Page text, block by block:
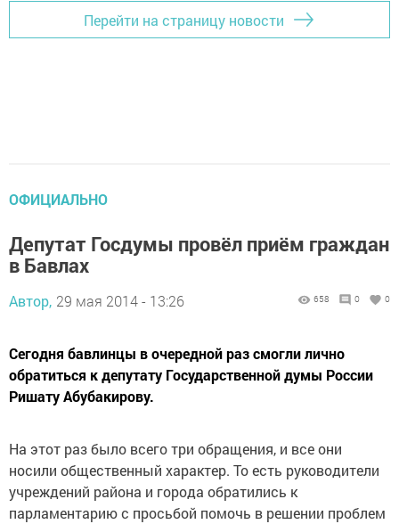
Перейти на страницу новости
ОФИЦИАЛЬНО
Депутат Госдумы провёл приём граждан
в Бавлах
Автор, 29 мая 2014 - 13:26 658 0 0
Сегодня бавлинцы в очередной раз смогли лично
обратиться к депутату Государственной думы России
Ришату Абубакирову.
На этот раз было всего три обращения, и все они
носили общественный характер. То есть руководители
учреждений района и города обратились к
парламентарию с просьбой помочь в решении проблем